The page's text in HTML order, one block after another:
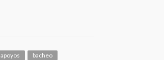
apoyos
bacheo